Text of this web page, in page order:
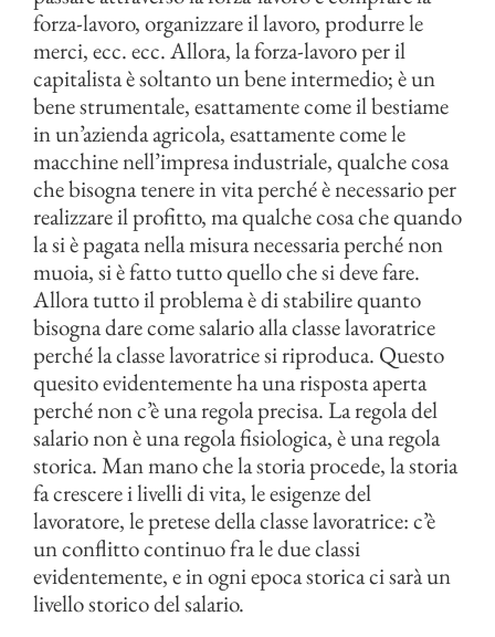
forza-lavoro, organizzare il lavoro, produrre le
merci, ecc. ecc. Allora, la forza-lavoro per il
capitalista è soltanto un bene intermedio; è un
bene strumentale, esattamente come il bestiame
in un’azienda agricola, esattamente come le
macchine nell’impresa industriale, qualche cosa
che bisogna tenere in vita perché è necessario per
realizzare il profitto, ma qualche cosa che quando
la si è pagata nella misura necessaria perché non
muoia, si è fatto tutto quello che si deve fare.
Allora tutto il problema è di stabilire quanto
bisogna dare come salario alla classe lavoratrice
perché la classe lavoratrice si riproduca. Questo
quesito evidentemente ha una risposta aperta
perché non c’è una regola precisa. La regola del
salario non è una regola fisiologica, è una regola
storica. Man mano che la storia procede, la storia
fa crescere i livelli di vita, le esigenze del
lavoratore, le pretese della classe lavoratrice: c’è
un conflitto continuo fra le due classi
evidentemente, e in ogni epoca storica ci sarà un
livello storico del salario.